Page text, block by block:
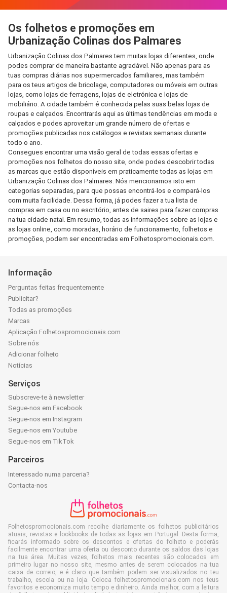
Os folhetos e promoções em
Urbanização Colinas dos Palmares
Urbanização Colinas dos Palmares tem muitas lojas diferentes, onde
podes comprar de maneira bastante agradável. Não apenas para as
tuas compras diárias nos supermercados familiares, mas também
para os teus artigos de bricolage, computadores ou móveis em outras
lojas, como lojas de ferragens, lojas de eletrónica e lojas de
mobiliário. A cidade também é conhecida pelas suas belas lojas de
roupas e calçados. Encontrarás aqui as últimas tendências em moda e
calçados e podes aproveitar um grande número de ofertas e
promoções publicadas nos catálogos e revistas semanais durante
todo o ano.
Consegues encontrar uma visão geral de todas essas ofertas e
promoções nos folhetos do nosso site, onde podes descobrir todas
as marcas que estão disponíveis em praticamente todas as lojas em
Urbanização Colinas dos Palmares. Nós mencionamos isto em
categorias separadas, para que possas encontrá-los e compará-los
com muita facilidade. Dessa forma, já podes fazer a tua lista de
compras em casa ou no escritório, antes de saires para fazer compras
na tua cidade natal. Em resumo, todas as informações sobre as lojas e
as lojas online, como moradas, horário de funcionamento, folhetos e
promoções, podem ser encontradas em Folhetospromocionais.com.
Informação
Perguntas feitas frequentemente
Publicitar?
Todas as promoções
Marcas
Aplicação Folhetospromocionais.com
Sobre nós
Adicionar folheto
Notícias
Serviços
Subscreve-te à newsletter
Segue-nos em Facebook
Segue-nos em Instagram
Segue-nos em Youtube
Segue-nos em TikTok
Parceiros
Interessado numa parceria?
Contacta-nos
Folhetospromocionais.com recolhe diariamente os folhetos publicitários
atuais, revistas e lookbooks de todas as lojas em Portugal. Desta forma,
ficarás informado sobre os descontos e ofertas do folheto e poderás
facilmente encontrar uma oferta ou desconto durante os saldos das lojas
na tua área. Muitas vezes, folhetos mais recentes são colocados em
primeiro lugar no nosso site, mesmo antes de serem colocados na tua
caixa de correio, e é claro que também podem ser visualizados no teu
trabalho, escola ou na loja. Coloca folhetospromocionais.com nos teus
favoritos e economiza muito tempo e dinheiro. Ainda melhor, com a leitura